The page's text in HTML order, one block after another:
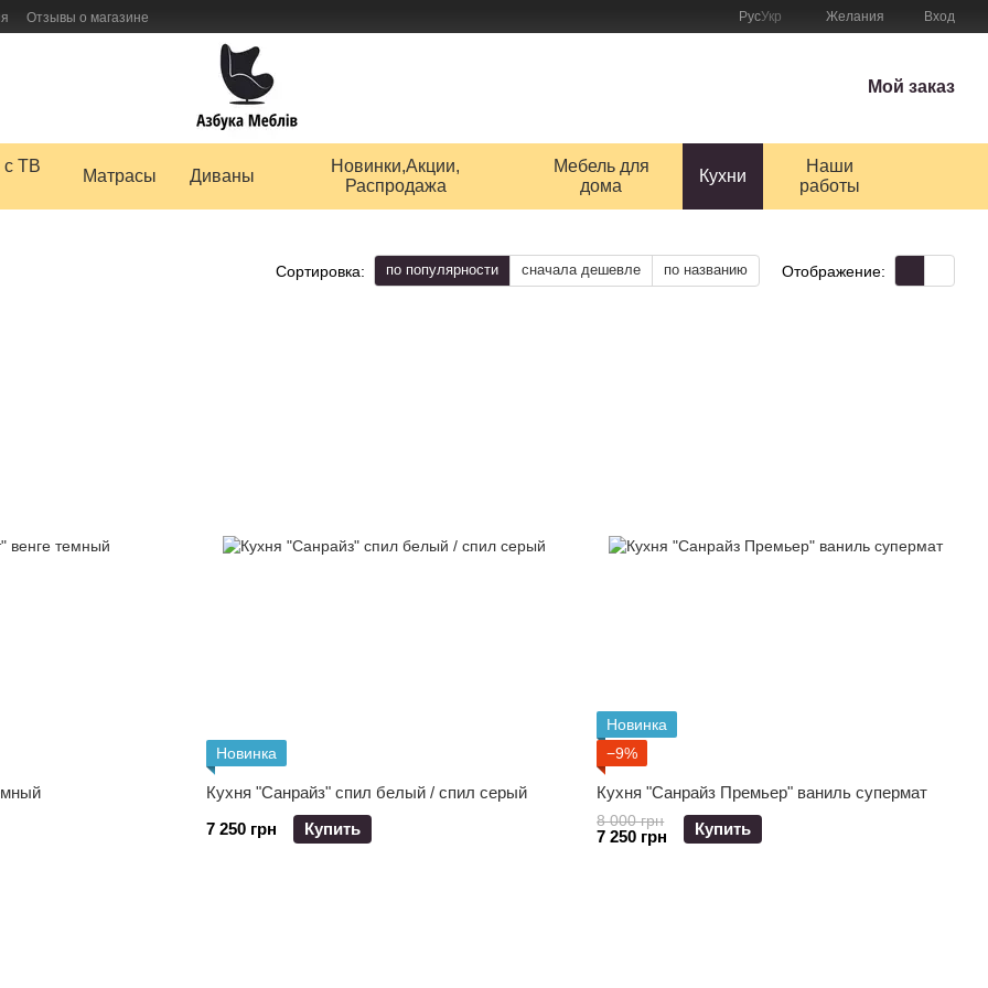
Отзывы о магазине
РусУкр Желания Вход
Мой заказ
ТВ
Матрасы Диваны
Новинки,Акции,
Распродажа
Мебель для
дома
Кухни
Наши
работы
Сортировка: по популярности сначала дешевле по названию Отображение:
Новинка
Кухня "Санрайз" спил белый / спил серый
7 250 грн
Купить
Новинка
−9%
Кухня "Санрайз Премьер" ваниль супермат
8 000 грн
7 250 грн Купить